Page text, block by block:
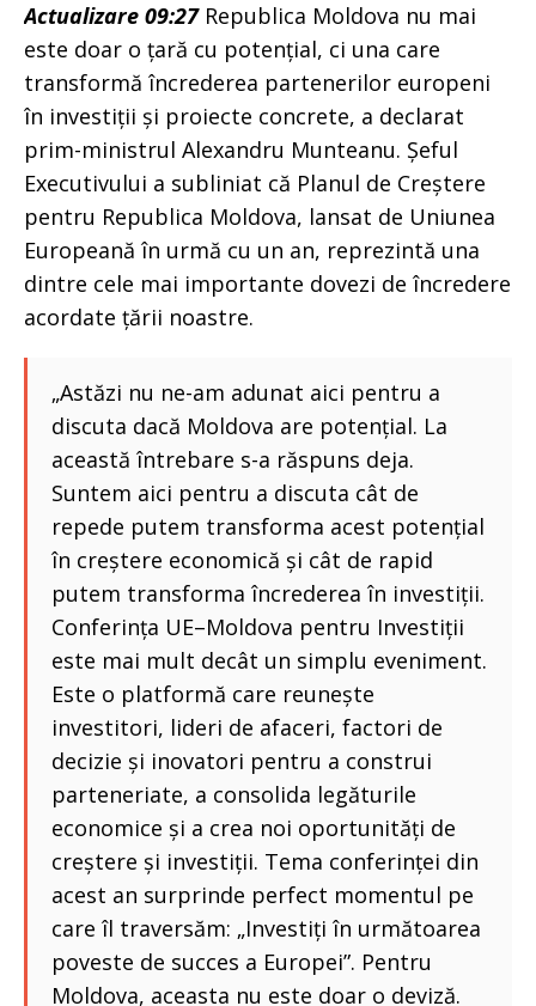
Actualizare 09:27Republica Moldova nu mai
este doar o țară cu potențial, ci una care
transformă încrederea partenerilor europeni
în investiții și proiecte concrete, a declarat
prim-ministrul Alexandru Munteanu. Șeful
Executivului a subliniat că Planul de Creștere
pentru Republica Moldova, lansat de Uniunea
Europeană în urmă cu un an, reprezintă una
dintre cele mai importante dovezi de încredere
acordate țării noastre.
„Astăzi nu ne-am adunat aici pentru a
discuta dacă Moldova are potențial. La
această întrebare s-a răspuns deja.
Suntem aici pentru a discuta cât de
repede putem transforma acest potențial
în creștere economică și cât de rapid
putem transforma încrederea în investiții.
Conferința UE–Moldova pentru Investiții
este mai mult decât un simplu eveniment.
Este o platformă care reunește
investitori, lideri de afaceri, factori de
decizie și inovatori pentru a construi
parteneriate, a consolida legăturile
economice și a crea noi oportunități de
creștere și investiții. Tema conferinței din
acest an surprinde perfect momentul pe
care îl traversăm: „Investiți în următoarea
poveste de succes a Europei”. Pentru
Moldova, aceasta nu este doar o deviză.